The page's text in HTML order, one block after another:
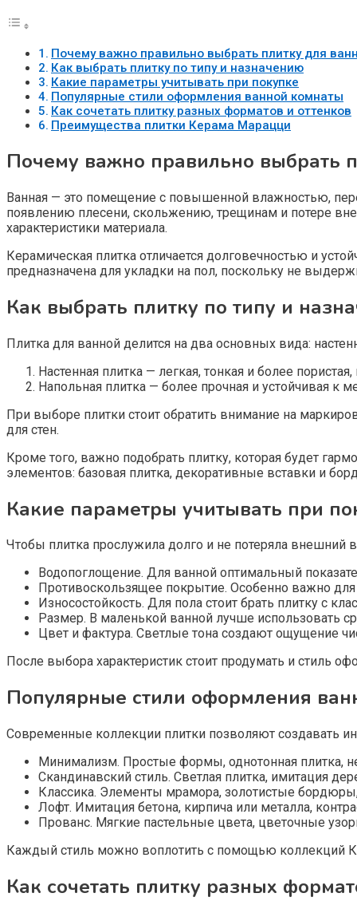
Почему важно правильно выбрать плитку для
Как выбрать плитку по типу и назначению
Какие параметры учитывать при покупке
Популярные стили оформления ванной комнаты
Как сочетать плитку разных форматов и оттенков
Преимущества плитки Керама Марацци
Почему важно правильно выбрать
Ванная — это помещение с повышенной влажностью,
появлению плесени, скольжению, трещинам и потере
характеристики материала.
Керамическая плитка отличается долговечностью и
предназначена для укладки на пол, поскольку не
Как выбрать плитку по типу и
Плитка для ванной делится на два основных вида:
Настенная плитка — легкая, тонкая и более
Напольная плитка — более прочная и устойчивая к
При выборе плитки стоит обратить внимание на
для стен.
Кроме того, важно подобрать плитку, которая будет
элементов: базовая плитка, декоративные вставки и
Какие параметры учитывать при
Чтобы плитка прослужила долго и не потеряла внешний
Водопоглощение. Для ванной оптимальный
Противоскользящее покрытие. Особенно важно
Износостойкость. Для пола стоит брать плитку с
Размер. В маленькой ванной лучше использовать
Цвет и фактура. Светлые тона создают ощущение
После выбора характеристик стоит продумать и стиль
Популярные стили оформления
Современные коллекции плитки позволяют создавать
Минимализм. Простые формы, однотонная плитка,
Скандинавский стиль. Светлая плитка, имитация
Классика. Элементы мрамора, золотистые
Лофт. Имитация бетона, кирпича или металла,
Прованс. Мягкие пастельные цвета, цветочные
Каждый стиль можно воплотить с помощью коллекций
Как сочетать плитку разных